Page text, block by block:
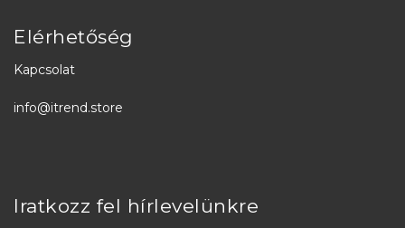
Elérhetőség
Kapcsolat
info@itrend.store
Iratkozz fel hírlevelünkre